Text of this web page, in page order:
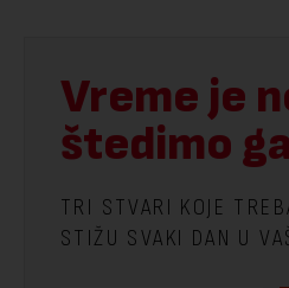
Vreme je
štedimo
TRI STVARI KOJE
STIŽU SVAKI DAN U